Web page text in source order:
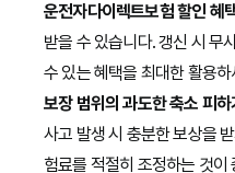
운전자다이렉트보험 할인 혜
받을 수 있습니다. 갱신 시 무
수 있는 혜택을 최대한 활용하
보장 범위의 과도한 축소 피하
사고 발생 시 충분한 보상을
험료를 적절히 조정하는 것이